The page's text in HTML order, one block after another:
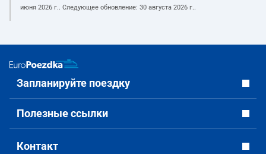
июня 2026 г.. Следующее обновление: 30 августа 2026 г..
Запланируйте поездку
Полезные ссылки
Контакт